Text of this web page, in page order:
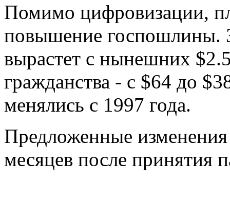
Помимо цифровизации,
повышение госпошлины.
вырастет с нынешних
гражданства - с $64 до
менялись с 1997 года.
Предложенные изменения
месяцев после принятия